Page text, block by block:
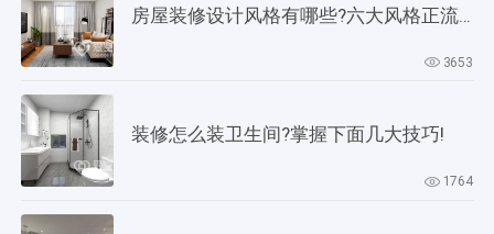
房屋装修设计风格有哪些?六大风格正流行!
3653
装修怎么装卫生间?掌握下面几大技巧!
1764